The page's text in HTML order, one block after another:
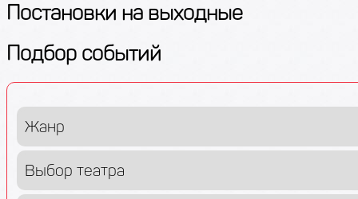
Постановки на выходные
Подбор событий